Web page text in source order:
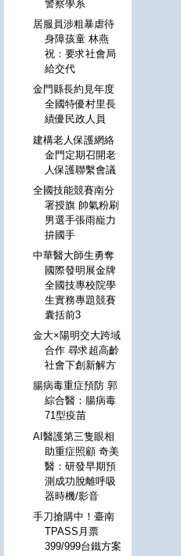
警察學系
居服員涉粗暴虐待
身障孩童 林燕
祝：要求社會局
給交代
金門縣長約見年度
全國特優村里長
績優民政人員
建構老人保護網絡
金門定期召開老
人保護聯繫會議
全國技能競賽南分
署授旗 帥氣粉刷
男選手張雨巃力
拚國手
中華醫大師生勇奪
國際發明展金牌
全國技專校院學
生實務專題競賽
囊括前3
金大×陽明交大跨域
合作 尋求超高齡
社會下創新解方
腸病毒重症預防 郭
綜合醫：腸病毒
71型疫苗
AI醫護第三隻眼相
助重症照顧 奇美
醫：研發早期預
測成功脫離呼吸
器時機/影音
手刀搶購中！臺南
TPASS月票
399/999台鐵方案